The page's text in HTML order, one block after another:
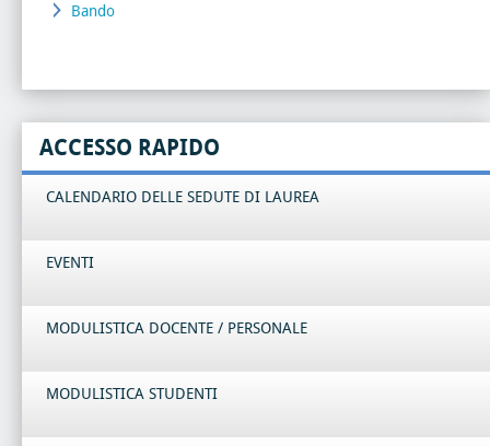
Bando
ACCESSO RAPIDO
CALENDARIO DELLE SEDUTE DI LAUREA
EVENTI
MODULISTICA DOCENTE / PERSONALE
MODULISTICA STUDENTI